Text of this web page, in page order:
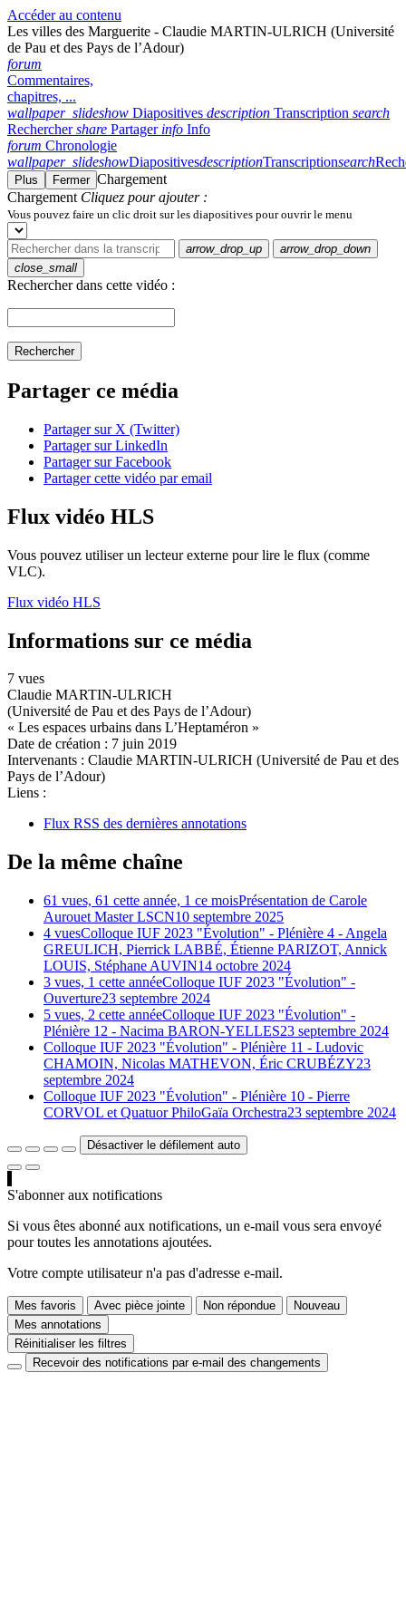
Accéder au contenu
Les villes des Marguerite - Claudie MARTIN-ULRICH (Université
de Pau et des Pays de l’Adour)
forum
Commentaires,
chapitres, ...
wallpaper_slideshow Diapositives description Transcription search
Rechercher share Partager info Info
forum Chronologie
wallpaper_slideshowDiapositivesdescriptionTranscriptionsearch
Plus Fermer Chargement
Chargement Cliquez pour ajouter :
Vous pouvez faire un clic droit sur les diapositives pour ouvrir le menu
arrow_drop_up
arrow_drop_down
close_small
Rechercher dans cette vidéo :
Rechercher
Partager ce média
Partager sur X (Twitter)
Partager sur LinkedIn
Partager sur Facebook
Partager cette vidéo par email
Flux vidéo HLS
Vous pouvez utiliser un lecteur externe pour lire le flux (comme
VLC).
Flux vidéo HLS
Informations sur ce média
7 vues
Claudie MARTIN-ULRICH
(Université de Pau et des Pays de l’Adour)
« Les espaces urbains dans L’Heptaméron »
Date de création : 7 juin 2019
Intervenants : Claudie MARTIN-ULRICH (Université de Pau et des
Pays de l’Adour)
Liens :
Flux RSS des dernières annotations
De la même chaîne
61 vues, 61 cette année, 1 ce moisPrésentation de Carole
Aurouet Master LSCN10 septembre 2025
4 vuesColloque IUF 2023 "Évolution" - Plénière 4 - Angela
GREULICH, Pierrick LABBÉ, Étienne PARIZOT, Annick
LOUIS, Stéphane AUVIN14 octobre 2024
3 vues, 1 cette annéeColloque IUF 2023 "Évolution" -
Ouverture23 septembre 2024
5 vues, 2 cette annéeColloque IUF 2023 "Évolution" -
Plénière 12 - Nacima BARON-YELLES23 septembre 2024
Colloque IUF 2023 "Évolution" - Plénière 11 - Ludovic
CHAMOIN, Nicolas MATHEVON, Éric CRUBÉZY23
septembre 2024
Colloque IUF 2023 "Évolution" - Plénière 10 - Pierre
CORVOL et Quatuor PhiloGaïa Orchestra23 septembre 2024
Désactiver le défilement auto
S'abonner aux notifications
Si vous êtes abonné aux notifications, un e-mail vous sera envoyé
pour toutes les annotations ajoutées.
Votre compte utilisateur n'a pas d'adresse e-mail.
Mes favoris Avec pièce jointe Non répondue
Nouveau
Mes annotations
Réinitialiser les filtres
Recevoir des notifications par e-mail des changements